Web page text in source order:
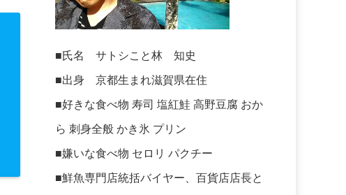
■氏名 サトシこと林 知史
■出身 京都生まれ滋賀県在住
■好きな食べ物 寿司 塩紅鮭 高野豆腐 おか
ら 刺身全般 かき氷 プリン
■嫌いな食べ物 セロリ パクチー
■鮮魚専門店統括バイヤー、百貨店店長と